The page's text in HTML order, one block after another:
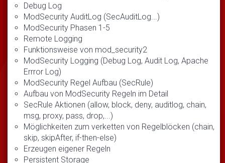
Debug Log
ModSecurity AuditLog (SecAuditLog...)
ModSecurity Phasen 1-5
Remote Logging
Funktionsweise von mod_security2
ModSecurity Logging (Debug Log, Audit Log, Apache
Errror Log)
ModSecurity Regel Aufbau (SecRule)
Aufbau von ModSecurity Regeln im Detail
SecRule Aktionen (allow, block, deny, auditlog, chain,
msg, proxy, pass, drop,...)
Möglichkeiten zum verketten von Regelblöcken (chain,
skip, skipAfter, if-then-else)
Erzeugen eigener Regeln
Persistent Storage